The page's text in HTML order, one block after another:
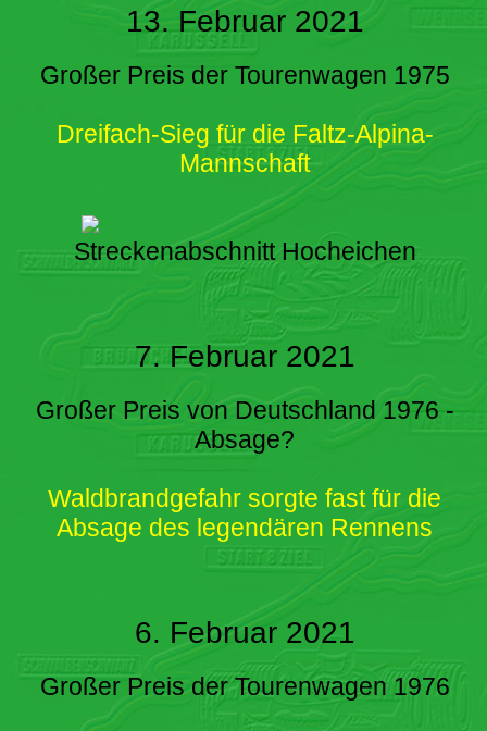
13. Februar 2021
Großer Preis der Tourenwagen 1975
Dreifach-Sieg für die Faltz-Alpina-
Mannschaft
Streckenabschnitt Hocheichen
7. Februar 2021
Großer Preis von Deutschland 1976 -
Absage?
Waldbrandgefahr sorgte fast für die
Absage des legendären Rennens
6. Februar 2021
Großer Preis der Tourenwagen 1976